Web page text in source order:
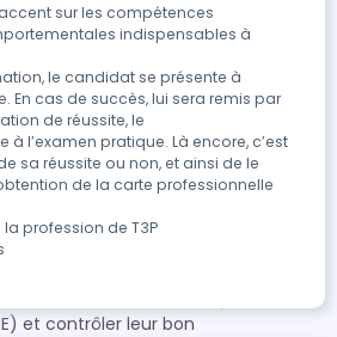
sur les lieux publics (gares,
paiement :
le prix de la prestation, facturer et
le prix de la
documents
électronique ; D.2- Savoir
spéciaux des taxis : - Utiliser
spéciaux (compteur
et contrôler leur bon
sur les compétences
indispensables à
le candidat se présente à
En cas de succès, lui sera remis par
de réussite, le
l’examen pratique. Là encore, c’est
sa réussite ou non, et ainsi de le
de la carte professionnelle
profession de T3P